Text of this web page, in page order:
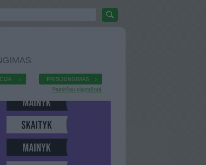
PRISIJUNGIMAS
Pamiršau slaptažodį